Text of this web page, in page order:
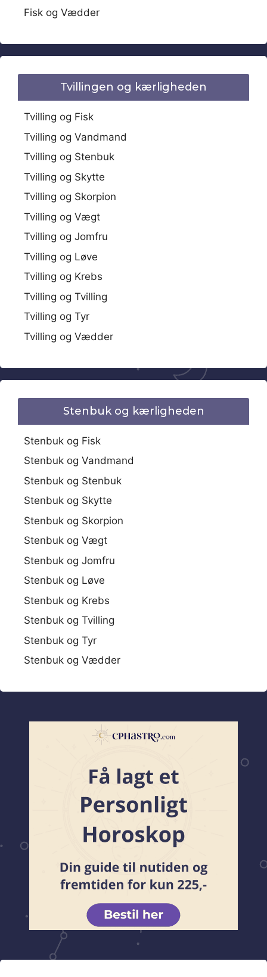
Fisk og Vædder
Tvillingen og kærligheden
Tvilling og Fisk
Tvilling og Vandmand
Tvilling og Stenbuk
Tvilling og Skytte
Tvilling og Skorpion
Tvilling og Vægt
Tvilling og Jomfru
Tvilling og Løve
Tvilling og Krebs
Tvilling og Tvilling
Tvilling og Tyr
Tvilling og Vædder
Stenbuk og kærligheden
Stenbuk og Fisk
Stenbuk og Vandmand
Stenbuk og Stenbuk
Stenbuk og Skytte
Stenbuk og Skorpion
Stenbuk og Vægt
Stenbuk og Jomfru
Stenbuk og Løve
Stenbuk og Krebs
Stenbuk og Tvilling
Stenbuk og Tyr
Stenbuk og Vædder